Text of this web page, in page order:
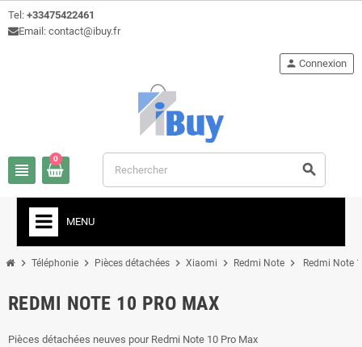
Tel: +33475422461
Email: contact@ibuy.fr
view_headline
person Connexion
0
search
MENU
chevron_right Téléphonie chevron_right Pièces détachées chevron_right Xiaomi chevron_right Redmi Note chevron_right Redmi Note
REDMI NOTE 10 PRO MAX
Pièces détachées neuves pour Redmi Note 10 Pro Max